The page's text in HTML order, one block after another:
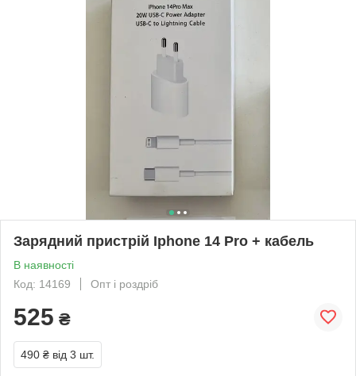
Зарядний пристрій Iphone 14 Pro + кабель
В наявності
Код: 14169
Опт і роздріб
525 ₴
490 ₴ від 3 шт.